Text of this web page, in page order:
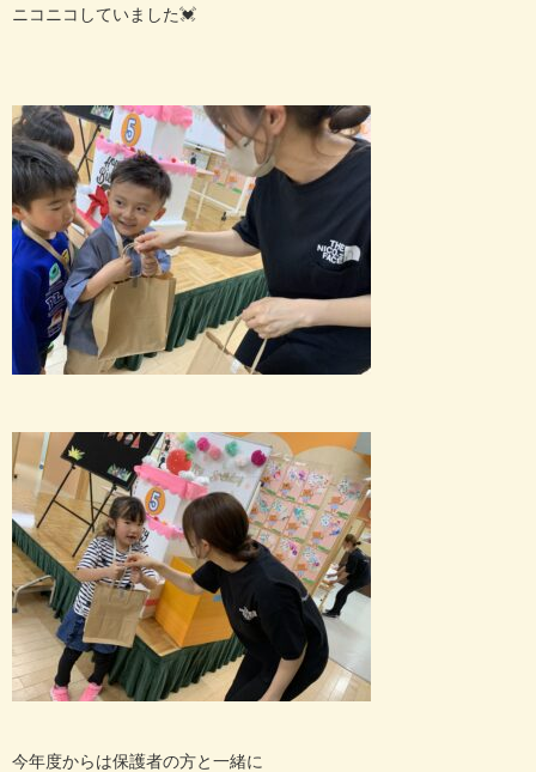
ニコニコしていました💓
今年度からは保護者の方と一緒に